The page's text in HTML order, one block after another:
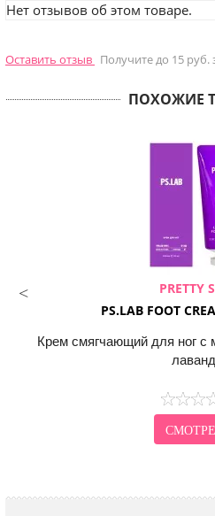
Нет отзывов об этом товаре.
Оставить отзыв Получите до 15 руб.
ПОХОЖИЕ
PRETTY
PS.LAB FOOT
Крем cмягчающий для ног с